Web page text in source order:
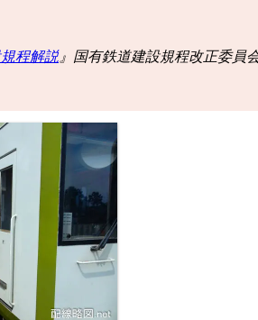
程解説 』国有鉄道建設規程改正委員